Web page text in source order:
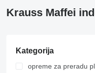
Krauss Maffei
Kategorija
opreme za preradu